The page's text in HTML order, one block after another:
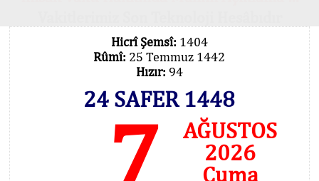
Hicrî Şemsî: 1404
Rûmî: 25 Temmuz 1442
Hızır: 94
24 SAFER 1448
7
AĞUSTOS
2026
Cuma